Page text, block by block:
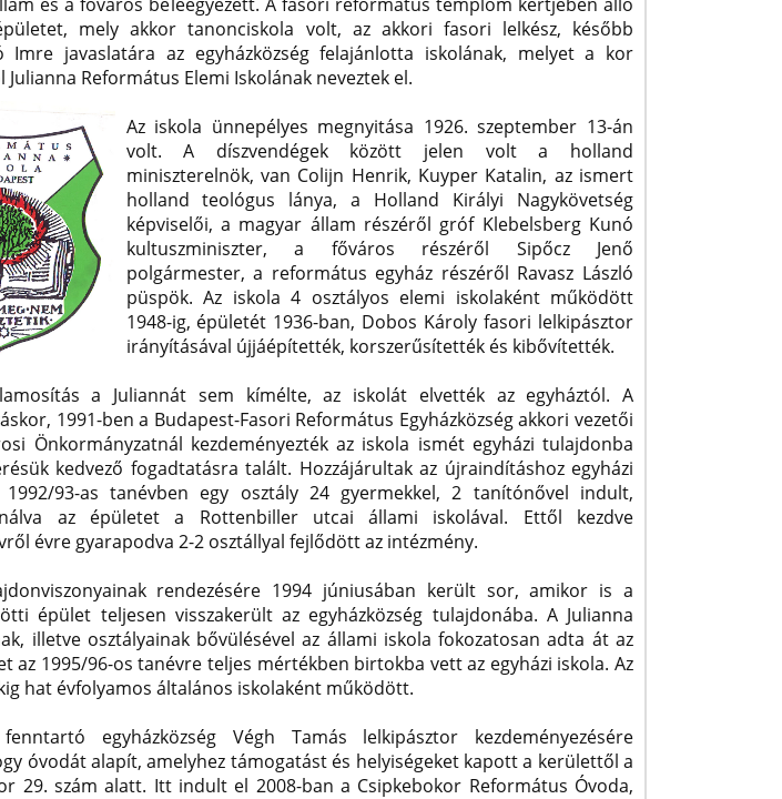
mely akkor tanonciskola volt, az akkori fasori lelkész, később
Imre javaslatára az egyházközség felajánlotta iskolának, melyet a kor
Református Elemi Iskolának neveztek el.
Az iskola ünnepélyes megnyitása 1926. szeptember 13-án
volt. A díszvendégek között jelen volt a holland
miniszterelnök, van Colijn Henrik, Kuyper Katalin, az ismert
holland teológus lánya, a Holland Királyi Nagykövetség
képviselői, a magyar állam részéről gróf Klebelsberg Kunó
kultuszminiszter, a főváros részéről Sipőcz Jenő
polgármester, a református egyház részéről Ravasz László
püspök. Az iskola 4 osztályos elemi iskolaként működött
1948-ig, épületét 1936-ban, Dobos Károly fasori lelkipásztor
irányításával újjáépítették, korszerűsítették és kibővítették.
a Juliannát sem kímélte, az iskolát elvették az egyháztól. A
1991-ben a Budapest-Fasori Református Egyházközség akkori vezetői
Önkormányzatnál kezdeményezték az iskola ismét egyházi tulajdonba
kedvező fogadtatásra talált. Hozzájárultak az újraindításhoz egyházi
1992/93-as tanévben egy osztály 24 gyermekkel, 2 tanítónővel indult,
az épületet a Rottenbiller utcai állami iskolával. Ettől kezdve
évre gyarapodva 2-2 osztállyal fejlődött az intézmény.
rendezésére 1994 júniusában került sor, amikor is a
épület teljesen visszakerült az egyházközség tulajdonába. A Julianna
illetve osztályainak bővülésével az állami iskola fokozatosan adta át az
az 1995/96-os tanévre teljes mértékben birtokba vett az egyházi iskola. Az
hat évfolyamos általános iskolaként működött.
egyházközség Végh Tamás lelkipásztor kezdeményezésére
óvodát alapít, amelyhez támogatást és helyiségeket kapott a kerülettől a
29. szám alatt. Itt indult el 2008-ban a Csipkebokor Református Óvoda,